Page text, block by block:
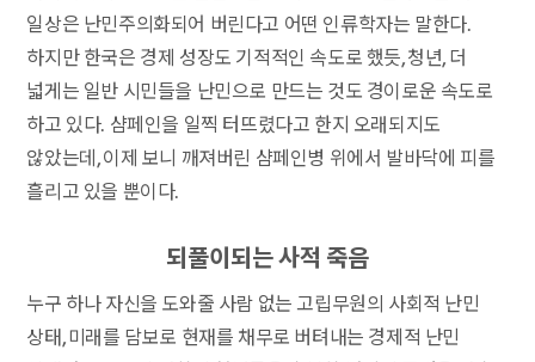
일상은 난민주의화되어 버린다고 어떤 인류학자는 말한다.
하지만 한국은 경제 성장도 기적적인 속도로 했듯, 청년, 더
넓게는 일반 시민들을 난민으로 만드는 것도 경이로운 속도로
하고 있다. 샴페인을 일찍 터뜨렸다고 한지 오래되지도
않았는데, 이제 보니 깨져버린 샴페인병 위에서 발바닥에 피를
흘리고 있을 뿐이다.
되풀이되는 사적 죽음
누구 하나 자신을 도와줄 사람 없는 고립무원의 사회적 난민
상태, 미래를 담보로 현재를 채무로 버텨내는 경제적 난민